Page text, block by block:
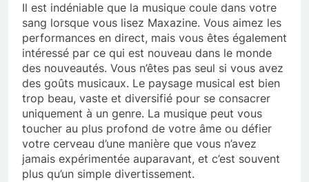
Il est indéniable que la musique coule dans votre
sang lorsque vous lisez Maxazine. Vous aimez les
performances en direct, mais vous êtes également
intéressé par ce qui est nouveau dans le monde
des nouveautés. Vous n’êtes pas seul si vous avez
des goûts musicaux. Le paysage musical est bien
trop beau, vaste et diversifié pour se consacrer
uniquement à un genre. La musique peut vous
toucher au plus profond de votre âme ou défier
votre cerveau d’une manière que vous n’avez
jamais expérimentée auparavant, et c’est souvent
plus qu’un simple divertissement.